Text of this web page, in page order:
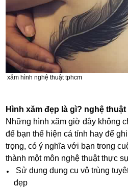
xăm hình nghệ thuật tphcm
Hình xăm đẹp là gì? nghệ
Những hình xăm giờ đây không
để bạn thể hiện cá tính hay để
trọng, có ý nghĩa với bạn trong
thành một môn nghệ thuật thực
Sử dụng dụng cụ vô trùng
đẹp